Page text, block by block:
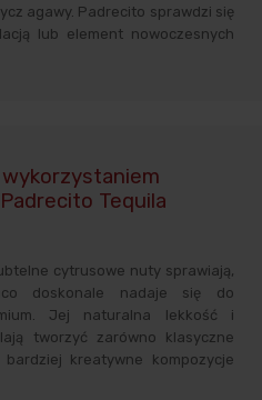
agawy. Padrecito sprawdzi się
lub element nowoczesnych
Tequila
cytrusowe nuty sprawiają,
doskonale nadaje się do
Jej naturalna lekkość i
tworzyć zarówno klasyczne
kreatywne kompozycje